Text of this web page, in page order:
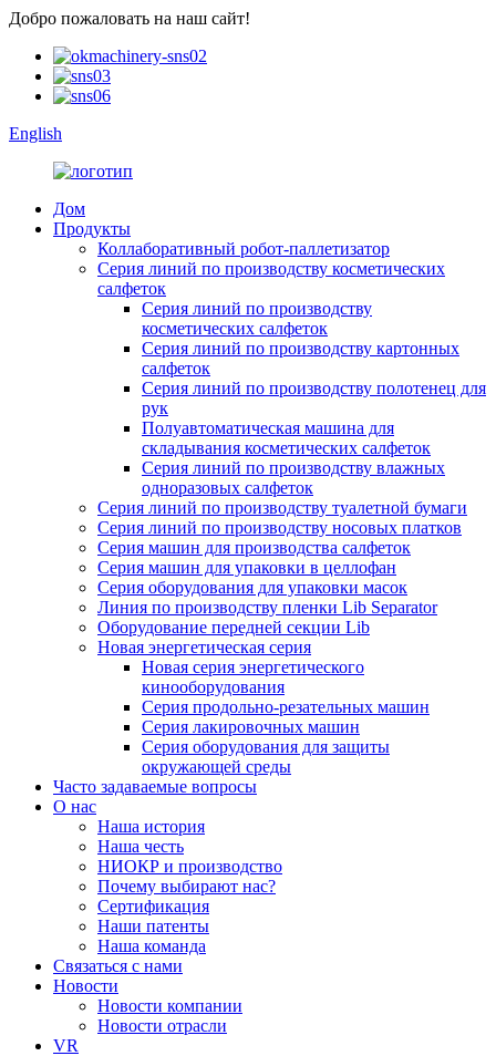
Добро пожаловать на наш сайт!
English
Дом
Продукты
Коллаборативный робот-паллетизатор
Серия линий по производству косметических
салфеток
Серия линий по производству
косметических салфеток
Серия линий по производству картонных
салфеток
Серия линий по производству полотенец для
рук
Полуавтоматическая машина для
складывания косметических салфеток
Серия линий по производству влажных
одноразовых салфеток
Серия линий по производству туалетной бумаги
Серия линий по производству носовых платков
Серия машин для производства салфеток
Серия машин для упаковки в целлофан
Серия оборудования для упаковки масок
Линия по производству пленки Lib Separator
Оборудование передней секции Lib
Новая энергетическая серия
Новая серия энергетического
кинооборудования
Серия продольно-резательных машин
Серия лакировочных машин
Серия оборудования для защиты
окружающей среды
Часто задаваемые вопросы
О нас
Наша история
Наша честь
НИОКР и производство
Почему выбирают нас?
Сертификация
Наши патенты
Наша команда
Связаться с нами
Новости
Новости компании
Новости отрасли
VR